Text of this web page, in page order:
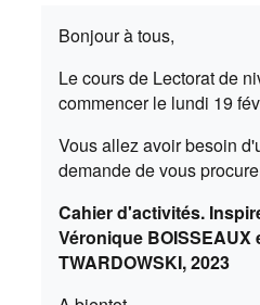
Bonjour à tous,
Le cours de Lectorat de
commencer le lundi 19
Vous allez avoir besoin
demande de vous
Cahier d'activités.
Véronique BOISSEAUX
TWARDOWSKI, 2023